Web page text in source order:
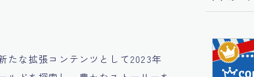
たな拡張コンテンツとして2023年